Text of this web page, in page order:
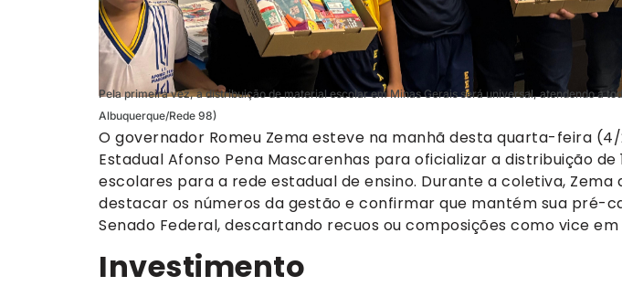
Pela primeira vez, a distribuição de material escolar em Minas Gerais será universal, atendendo a
Albuquerque/Rede 98)
O governador Romeu Zema esteve na manhã desta quarta-feira
Estadual Afonso Pena Mascarenhas para oficializar a distribuição de
escolares para a rede estadual de ensino. Durante a coletiva,
destacar os números da gestão e confirmar que mantém sua pré-
Senado Federal, descartando recuos ou composições como vice
Investimento